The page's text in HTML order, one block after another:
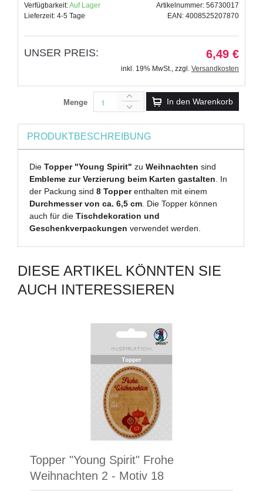
Verfügbarkeit:Auf Lager
Lieferzeit: 4-5 Tage
Artikelnummer: 56730017
EAN: 4008525207870
UNSER PREIS: 6,49 €
inkl. 19% MwSt., zzgl. Versandkosten
Menge In den Warenkorb
PRODUKTBESCHREIBUNG
DieTopper "Young Spirit" zuWeihnachten sind
Embleme zur Verzierung beim Karten gastalten. In
der Packung sind8 Topperenthalten mit einem
Durchmesser von ca. 6,5 cm. Die Topper können
auch für dieTischdekoration und
Geschenkverpackungen verwendet werden.
DIESE ARTIKEL KÖNNTEN SIE
AUCH INTERESSIEREN
Topper "Young Spirit" Frohe
Weihnachten 2 - Motiv 18